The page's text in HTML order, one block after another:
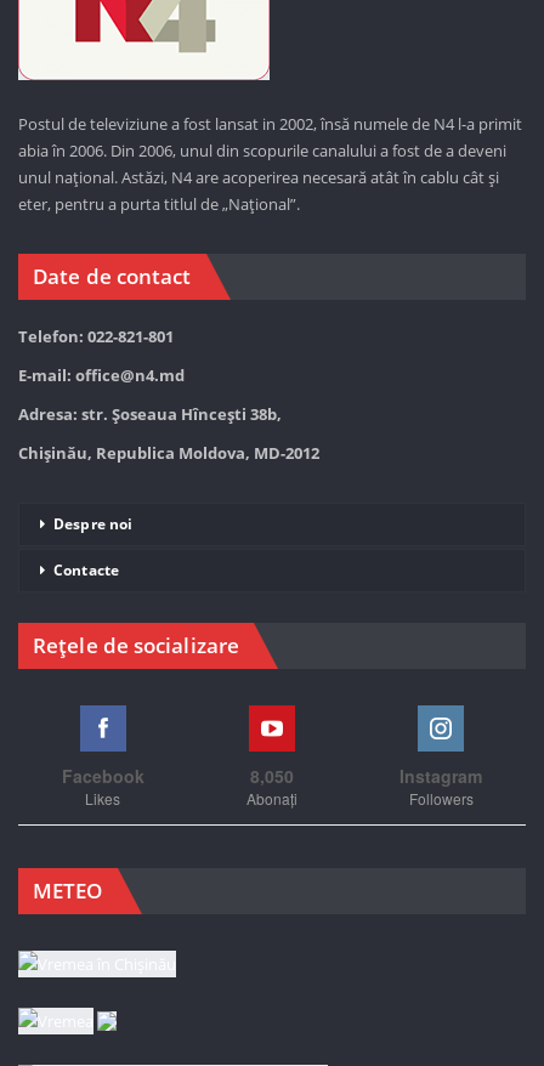
Postul de televiziune a fost lansat in 2002, însă numele de N4 l-a primit
abia în 2006. Din 2006, unul din scopurile canalului a fost de a deveni
unul național. Astăzi, N4 are acoperirea necesară atât în cablu cât și
eter, pentru a purta titlul de „Național”.
Date de contact
Telefon: 022-821-801
E-mail: office@n4.md
Adresa: str. Șoseaua Hînceşti 38b,
Chișinău, Republica Moldova, MD-2012
Despre noi
Contacte
Rețele de socializare
Facebook
Likes
8,050
Abonați
Instagram
Followers
METEO